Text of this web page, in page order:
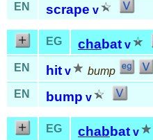
EN
scrape v
EG chabat v
EN hit v
bump
EN
bump v
EG chabbat v